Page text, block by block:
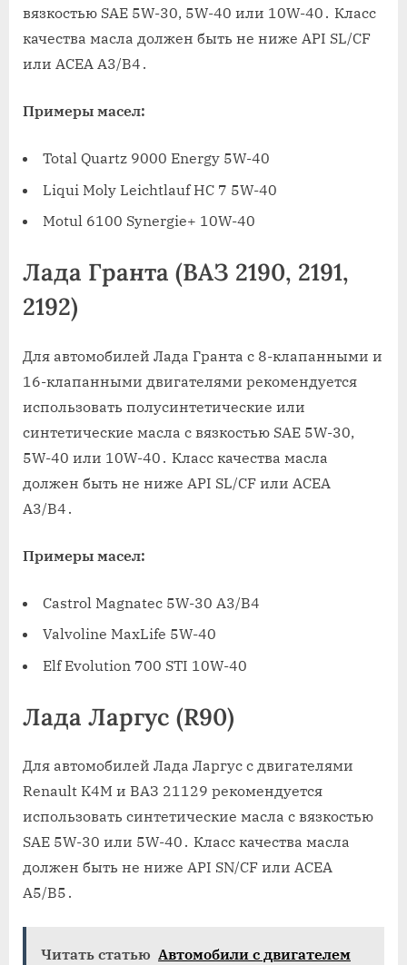
вязкостью SAE 5W-30, 5W-40 или 10W-40․ Класс
качества масла должен быть не ниже API SL/CF
или ACEA A3/B4․
Примеры масел:
Total Quartz 9000 Energy 5W-40
Liqui Moly Leichtlauf HC 7 5W-40
Motul 6100 Synergie+ 10W-40
Лада Гранта (ВАЗ 2190, 2191,
2192)
Для автомобилей Лада Гранта с 8-клапанными и
16-клапанными двигателями рекомендуется
использовать полусинтетические или
синтетические масла с вязкостью SAE 5W-30,
5W-40 или 10W-40․ Класс качества масла
должен быть не ниже API SL/CF или ACEA
A3/B4․
Примеры масел:
Castrol Magnatec 5W-30 A3/B4
Valvoline MaxLife 5W-40
Elf Evolution 700 STI 10W-40
Лада Ларгус (R90)
Для автомобилей Лада Ларгус с двигателями
Renault K4M и ВАЗ 21129 рекомендуется
использовать синтетические масла с вязкостью
SAE 5W-30 или 5W-40․ Класс качества масла
должен быть не ниже API SN/CF или ACEA
A5/B5․
Читать статью Автомобили с двигателем